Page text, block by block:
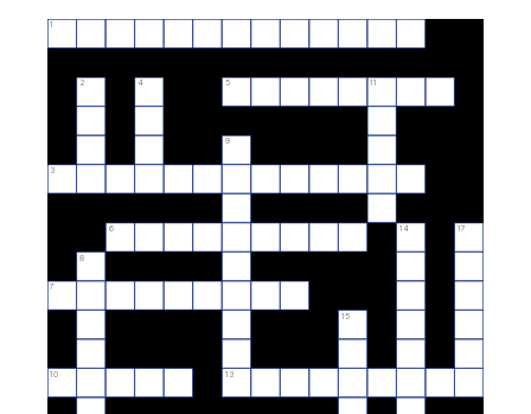
1
2 4 5 11
9
3
6 14 17
8
7
15
10 13